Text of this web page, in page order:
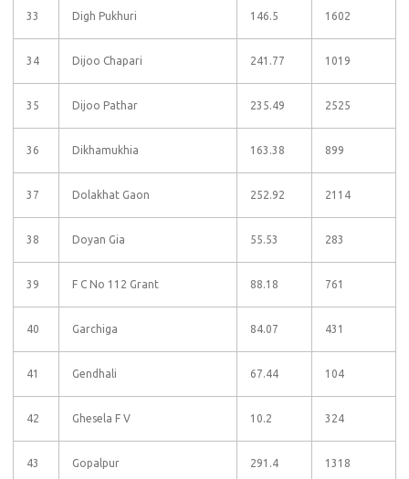
33 Digh Pukhuri 146.5 1602
34 Dijoo Chapari 241.77 1019
35 Dijoo Pathar 235.49 2525
36 Dikhamukhia 163.38 899
37 Dolakhat Gaon 252.92 2114
38 Doyan Gia 55.53 283
39 F C No 112 Grant 88.18 761
40 Garchiga 84.07 431
41 Gendhali 67.44 104
42 Ghesela F V 10.2 324
43 Gopalpur 291.4 1318